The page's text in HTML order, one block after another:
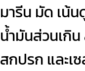
มารีน มัด เน้
น้ำมันส่วนเกิ
สกปรก และเ